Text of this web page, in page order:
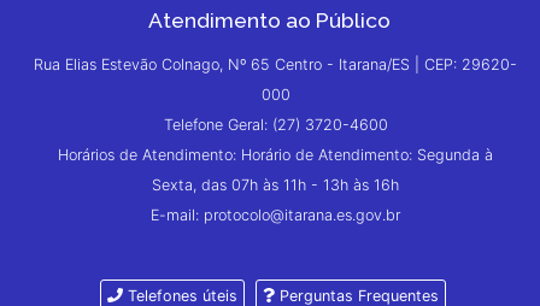
Atendimento ao Público
Rua Elias Estevão Colnago, Nº 65 Centro - Itarana/ES | CEP: 29620-
000
Telefone Geral: (27) 3720-4600
Horários de Atendimento: Horário de Atendimento: Segunda à
Sexta, das 07h às 11h - 13h às 16h
E-mail: protocolo@itarana.es.gov.br
Telefones úteis Perguntas Frequentes